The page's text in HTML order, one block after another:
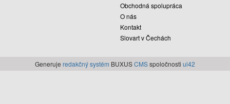
Obchodná spolupráca
O nás
Kontakt
Slovart v Čechách
Generuje redakčný systém BUXUSCMSspoločnosti ui42